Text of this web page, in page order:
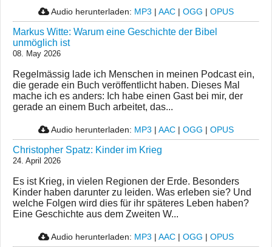
Audio herunterladen: MP3 | AAC | OGG | OPUS
Markus Witte: Warum eine Geschichte der Bibel
unmöglich ist
08. May 2026
Regelmässig lade ich Menschen in meinen Podcast ein,
die gerade ein Buch veröffentlicht haben. Dieses Mal
mache ich es anders: Ich habe einen Gast bei mir, der
gerade an einem Buch arbeitet, das...
Audio herunterladen: MP3 | AAC | OGG | OPUS
Christopher Spatz: Kinder im Krieg
24. April 2026
Es ist Krieg, in vielen Regionen der Erde. Besonders
Kinder haben darunter zu leiden. Was erleben sie? Und
welche Folgen wird dies für ihr späteres Leben haben?
Eine Geschichte aus dem Zweiten W...
Audio herunterladen: MP3 | AAC | OGG | OPUS